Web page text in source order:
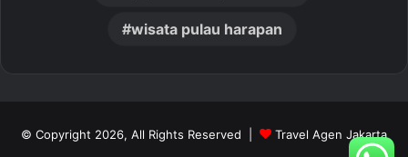
wisata pulau harapan
© Copyright 2026, All Rights Reserved |
Travel Agen Jakarta